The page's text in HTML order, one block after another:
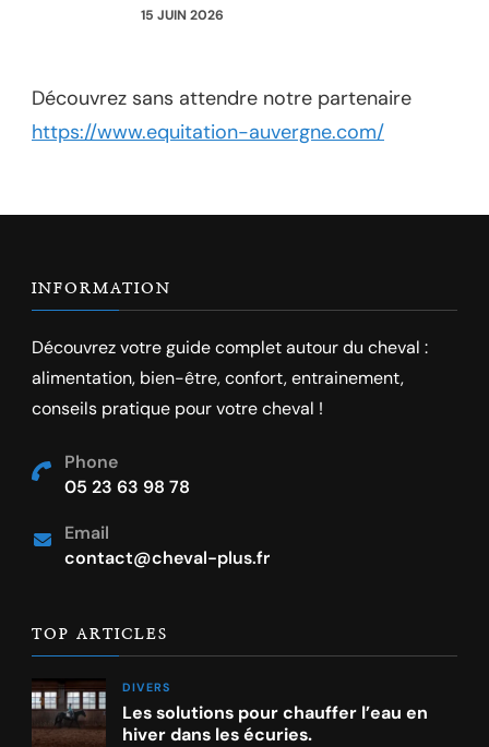
15 JUIN 2026
Découvrez sans attendre notre partenaire
https://www.equitation-auvergne.com/
INFORMATION
Découvrez votre guide complet autour du cheval :
alimentation, bien-être, confort, entrainement,
conseils pratique pour votre cheval !
Phone
05 23 63 98 78
Email
contact@cheval-plus.fr
TOP ARTICLES
DIVERS
Les solutions pour chauffer l’eau en
hiver dans les écuries.